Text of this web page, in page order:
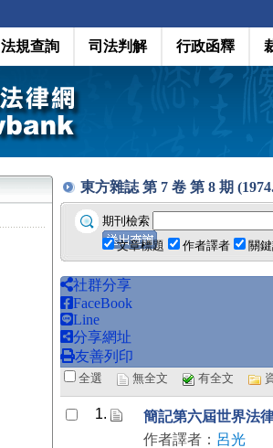
法規查詢 司法判解 行政函釋
東方雜誌 第 7 卷 第 8 期
期刊檢索
文章標題
作者譯者 關
社群分享
FaceBook
Line
分享網址
友善列印
全選 無全文 有全文
1.
簡記第六屆世界法
作者譯者： 呂光